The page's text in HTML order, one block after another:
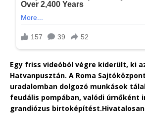
Egy friss videóból végre kiderült, ki
Hatvanpusztán. A Roma
uradalomban dolgozó munkások
feudális pompában, valódi úrnőként
grandiózus